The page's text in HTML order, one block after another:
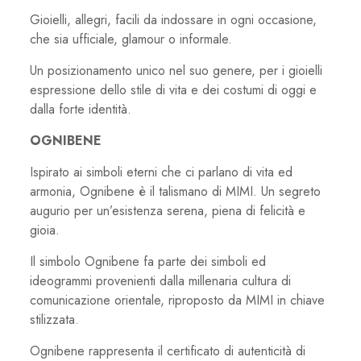
Gioielli, allegri, facili da indossare in ogni occasione,
che sia ufficiale, glamour o informale.
Un posizionamento unico nel suo genere, per i gioielli
espressione dello stile di vita e dei costumi di oggi e
dalla forte identità.
OGNIBENE
Ispirato ai simboli eterni che ci parlano di vita ed
armonia, Ognibene è il talismano di MIMI. Un segreto
augurio per un’esistenza serena, piena di felicità e
gioia.
Il simbolo Ognibene fa parte dei simboli ed
ideogrammi provenienti dalla millenaria cultura di
comunicazione orientale, riproposto da MIMI in chiave
stilizzata.
Ognibene rappresenta il certificato di autenticità di